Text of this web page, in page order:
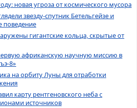
новая угроза от космического мусора
звезду-спутник Бетельгейзе и
поведение
гигантские кольца, скрытые от
африканскую научную миссию в
8»
на орбиту Луны для отработки
карту рентгеновского неба с
источников